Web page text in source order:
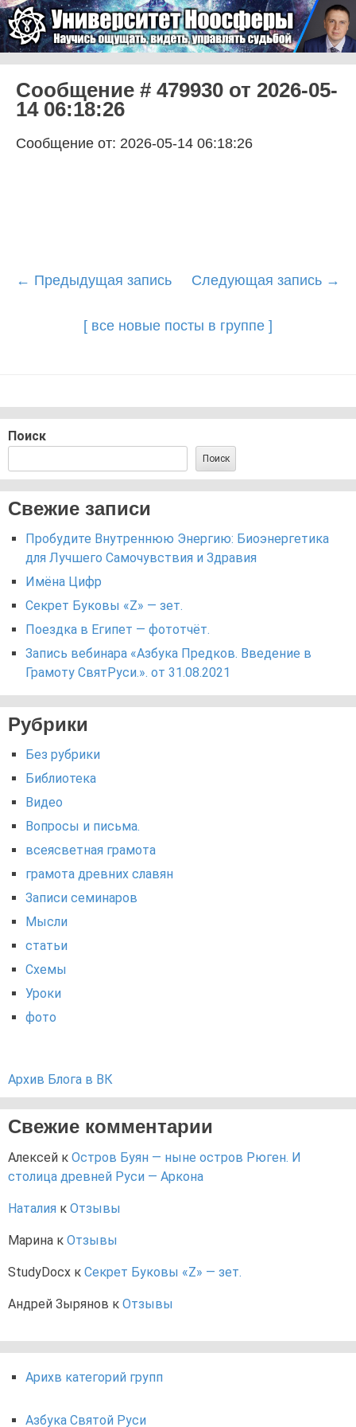
Университет Ноосферы
Сообщение # 479930 от 2026-05-
14 06:18:26
Сообщение от: 2026-05-14 06:18:26
Post
← Предыдущая запись Следующая запись →
[ все новые посты в группе ]
Поиск
Поиск
Свежие записи
Пробудите Внутреннюю Энергию: Биоэнергетика
для Лучшего Самочувствия и Здравия
Имёна Цифр
Секрет Буковы «Z» — зет.
Поездка в Египет — фототчёт.
Запись вебинара «Азбука Предков. Введение в
Грамоту СвятРуси.». от 31.08.2021
Рубрики
Без рубрики
Библиотека
Видео
Вопросы и письма.
всеясветная грамота
грамота древних славян
Записи семинаров
Мысли
статьи
Схемы
Уроки
фото
Архив Блога в ВК
Свежие комментарии
Алексей к Остров Буян — ныне остров Рюген. И
столица древней Руси — Аркона
Наталия к Отзывы
Марина к Отзывы
StudyDocx к Секрет Буковы «Z» — зет.
Андрей Зырянов к Отзывы
Арихв категорий групп
Азбука Святой Руси